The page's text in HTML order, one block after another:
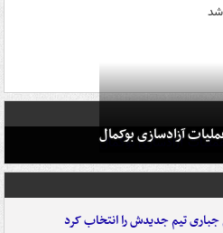
آزادسازی بوکمال
تیم جدیدش را انتخاب کرد